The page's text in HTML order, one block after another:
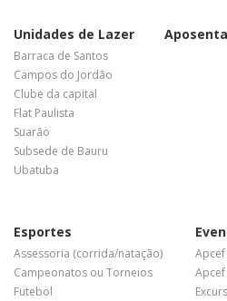
Unidades de Lazer
Barraca de Santos
Campos do Jordão
Clube da capital
Flat Paulista
Suarão
Subsede de Bauru
Ubatuba
Esportes
Assessoria (corrida/natação)
Campeonatos ou Torneios
Futebol